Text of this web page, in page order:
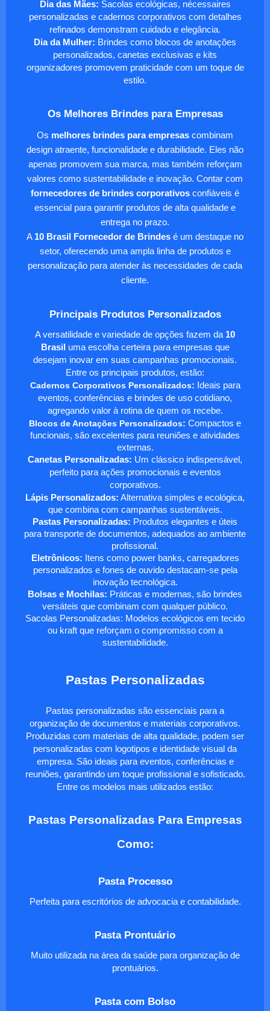
Dia das Mães: Sacolas ecológicas, nécessaires
personalizadas e cadernos corporativos com detalhes
refinados demonstram cuidado e elegância.
Dia da Mulher: Brindes como blocos de anotações
personalizados, canetas exclusivas e kits
organizadores promovem praticidade com um toque de
estilo.
Os Melhores Brindes para Empresas
Os melhores brindes para empresas combinam
design atraente, funcionalidade e durabilidade. Eles não
apenas promovem sua marca, mas também reforçam
valores como sustentabilidade e inovação. Contar com
fornecedores de brindes corporativos confiáveis é
essencial para garantir produtos de alta qualidade e
entrega no prazo.
A 10 Brasil Fornecedor de Brindes é um destaque no
setor, oferecendo uma ampla linha de produtos e
personalização para atender às necessidades de cada
cliente.
Principais Produtos Personalizados
A versatilidade e variedade de opções fazem da 10
Brasil uma escolha certeira para empresas que
desejam inovar em suas campanhas promocionais.
Entre os principais produtos, estão:
Cadernos Corporativos Personalizados: Ideais para
eventos, conferências e brindes de uso cotidiano,
agregando valor à rotina de quem os recebe.
Blocos de Anotações Personalizados: Compactos e
funcionais, são excelentes para reuniões e atividades
externas.
Canetas Personalizadas: Um clássico indispensável,
perfeito para ações promocionais e eventos
corporativos.
Lápis Personalizados: Alternativa simples e ecológica,
que combina com campanhas sustentáveis.
Pastas Personalizadas: Produtos elegantes e úteis
para transporte de documentos, adequados ao ambiente
profissional.
Eletrônicos: Itens como power banks, carregadores
personalizados e fones de ouvido destacam-se pela
inovação tecnológica.
Bolsas e Mochilas: Práticas e modernas, são brindes
versáteis que combinam com qualquer público.
Sacolas Personalizadas: Modelos ecológicos em tecido
ou kraft que reforçam o compromisso com a
sustentabilidade.
Pastas Personalizadas
Pastas personalizadas são essenciais para a
organização de documentos e materiais corporativos.
Produzidas com materiais de alta qualidade, podem ser
personalizadas com logotipos e identidade visual da
empresa. São ideais para eventos, conferências e
reuniões, garantindo um toque profissional e sofisticado.
Entre os modelos mais utilizados estão:
Pastas Personalizadas Para Empresas
Como:
Pasta Processo
Perfeita para escritórios de advocacia e contabilidade.
Pasta Prontuário
Muito utilizada na área da saúde para organização de
prontuários.
Pasta com Bolso